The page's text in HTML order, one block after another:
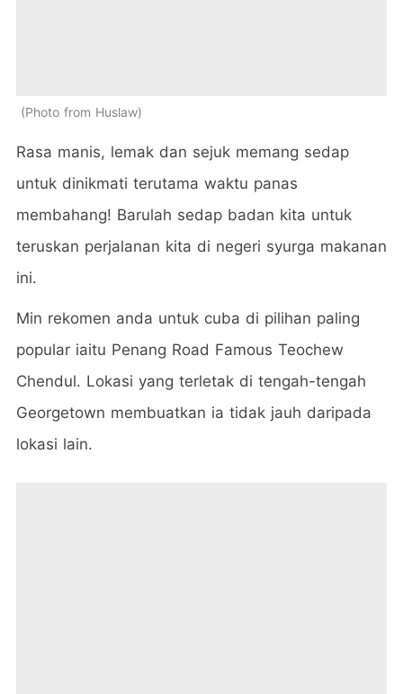
Photo from Huslaw
Rasa manis, lemak dan sejuk memang sedap
untuk dinikmati terutama waktu panas
membahang! Barulah sedap badan kita untuk
teruskan perjalanan kita di negeri syurga makanan
ini.
Min rekomen anda untuk cuba di pilihan paling
popular iaitu Penang Road Famous Teochew
Chendul. Lokasi yang terletak di tengah-tengah
Georgetown membuatkan ia tidak jauh daripada
lokasi lain.